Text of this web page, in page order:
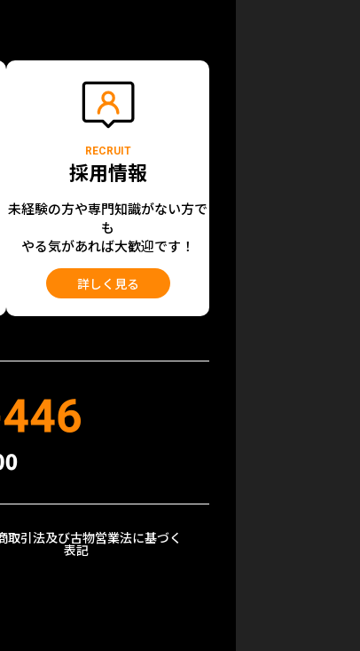
RECRUIT
採用情報
未経験の方や専門知識がない方で
も
やる気があれば大歓迎です！
詳しく見る
取引法及び古物営業法に基づく
表記